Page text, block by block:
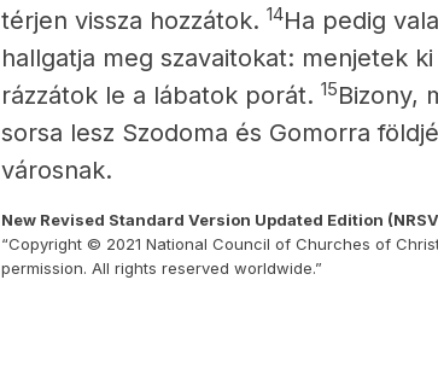
térjen vissza hozzátok. 14Ha pedig
hallgatja meg szavaitokat: menjetek
rázzátok le a lábatok porát. 15Bizony,
sorsa lesz Szodoma és Gomorra
városnak.
New Revised Standard Version Updated Edition
“Copyright © 2021 National Council of Churches of
permission. All rights reserved worldwide.”